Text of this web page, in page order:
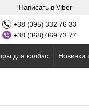
Написать в Viber
+38 (095) 332 76 33
+38 (068) 069 73 77
для колбас Новинки